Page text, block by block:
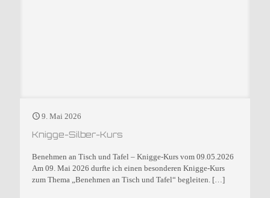
9. Mai 2026
Knigge-Silber-Kurs
Benehmen an Tisch und Tafel – Knigge-Kurs vom 09.05.2026
Am 09. Mai 2026 durfte ich einen besonderen Knigge-Kurs
zum Thema „Benehmen an Tisch und Tafel“ begleiten. […]